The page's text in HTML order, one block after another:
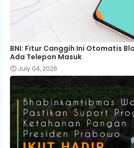
BNI: Fitur Canggih Ini Otomatis
Ada Telepon Masuk
July 04, 2026